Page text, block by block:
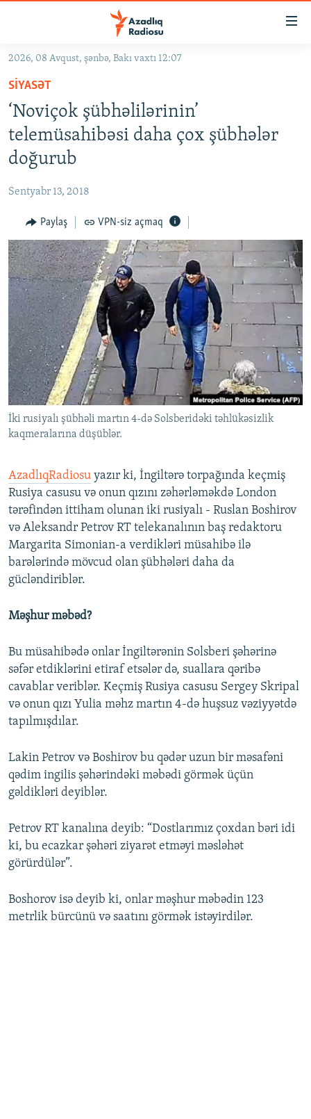
Əsas
qayıt
Əsas
naviqasiyaya
qayıt
Axtarışa
GÜNDƏM
KORRUPSIOMETR
#ƏSLINDƏ
QANUNI DOĞRU
ARAŞDIRMA
MULTIMEDIA
VIDEO
FOTOQALEREYA
İNFOQRAFIKA
KARIKATURA
RADIO ARXIV
OXU ZALI
AZƏRBAYCAN ƏDƏBIYYATI KITABXANASI
İSLAM VƏ DEMOKRATIYA
İZ - MƏDƏNIYYƏT PROQRAMI
HAQQIMIZDA
MISSIYAMIZ
PEŞƏ ETIKASI VƏ JURNALISTIKA STANDARTLARIMIZ
MATERIALLARIMIZDAN ISTIFADƏ
AZADLIQRADIOSU MOBIL TELEFONUNUZDA
BIZIMLƏ ƏLAQƏ
BIZI IZLƏ
RFE/RL-in bütün saytları
2026, 08 Avqust, şənbə, Bakı vaxtı 12:07
SIYASƏT
‘Noviçok şübhəlilərinin’
telemüsahibəsi daha çox şübhələr
doğurub
Sentyabr 13, 2018
Paylaş VPN-siz açmaq
İki rusiyalı şübhəli martın 4-də Solsberidəki təhlükəsizlik
kaqmeralarına düşüblər.
AzadlıqRadiosu yazır ki, İngiltərə torpağında keçmiş
Rusiya casusu və onun qızını zəhərləməkdə London
tərəfindən ittiham olunan iki rusiyalı - Ruslan Boshirov
və Aleksandr Petrov RT telekanalının baş redaktoru
Margarita Simonian-a verdikləri müsahibə ilə
barələrində mövcud olan şübhələri daha da
gücləndiriblər.
Məşhur məbəd?
Bu müsahibədə onlar İngiltərənin Solsberi şəhərinə
səfər etdiklərini etiraf etsələr də, suallara qəribə
cavablar veriblər. Keçmiş Rusiya casusu Sergey Skripal
və onun qızı Yulia məhz martın 4-də huşsuz vəziyyətdə
tapılmışdılar.
Lakin Petrov və Boshirov bu qədər uzun bir məsafəni
qədim ingilis şəhərindəki məbədi görmək üçün
gəldikləri deyiblər.
Petrov RT kanalına deyib: “Dostlarımız çoxdan bəri idi
ki, bu ecazkar şəhəri ziyarət etməyi məsləhət
görürdülər”.
Boshorov isə deyib ki, onlar məşhur məbədin 123
metrlik bürcünü və saatını görmək istəyirdilər.